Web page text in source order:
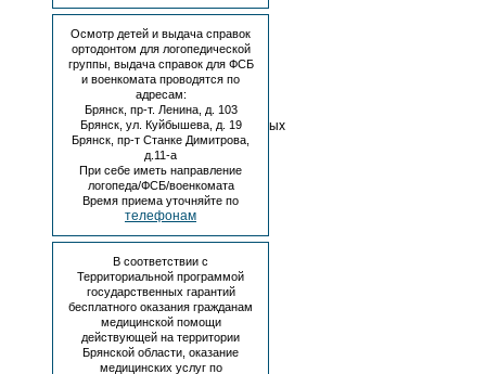
2006
г.
№
149-
ФЗ
«Об
информации,
информационных
технологиях
и
о
защите
информации»;
Федеральный
закон
от
27
июля
2006
г.
№
152-
ФЗ
Осмотр детей и выдача справок
ортодонтом для логопедической
группы, выдача справок для ФСБ
и военкомата проводятся по
адресам:
Брянск, пр-т. Ленина, д. 103
Брянск, ул. Куйбышева, д. 19
Брянск, пр-т Станке Димитрова,
д.11-а
При себе иметь направление
логопеда/ФСБ/военкомата
Время приема уточняйте по
телефонам
В соответствии с
Территориальной программой
государственных гарантий
бесплатного оказания гражданам
медицинской помощи
действующей на территории
Брянской области, оказание
медицинских услуг по